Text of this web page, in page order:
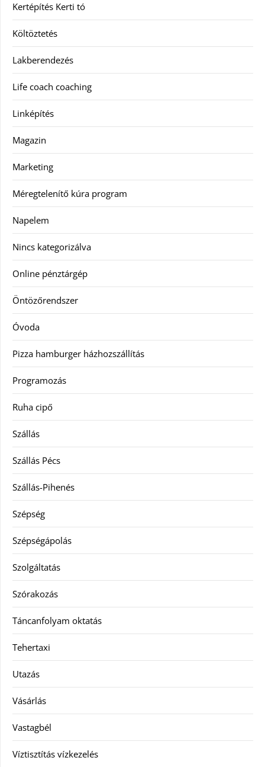
Kertépítés Kerti tó
Költöztetés
Lakberendezés
Life coach coaching
Linképítés
Magazin
Marketing
Méregtelenítő kúra program
Napelem
Nincs kategorizálva
Online pénztárgép
Öntözőrendszer
Óvoda
Pizza hamburger házhozszállítás
Programozás
Ruha cipő
Szállás
Szállás Pécs
Szállás-Pihenés
Szépség
Szépségápolás
Szolgáltatás
Szórakozás
Táncanfolyam oktatás
Tehertaxi
Utazás
Vásárlás
Vastagbél
Víztisztítás vízkezelés